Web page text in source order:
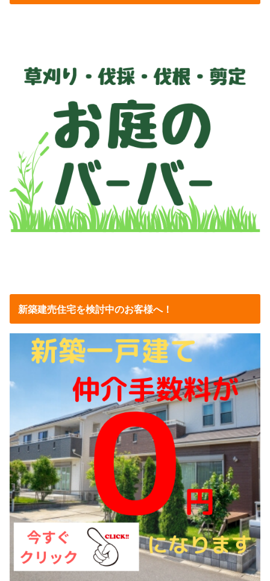
新築建売住宅を検討中のお客様へ！